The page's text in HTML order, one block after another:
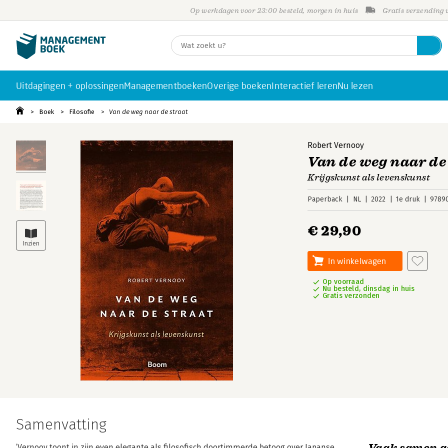
Op werkdagen voor 23:00 besteld, morgen in huis Gratis verzending
Uitdagingen + oplossingenManagementboekenOverige boekenInteractief lerenNu lezen
Boek Filosofie Van de weg naar de straat
Robert Vernooy
Van de weg naar
Krijgskunst als levenskunst
Paperback NL 2022 1e druk
€ 29,90
In winkelwagen
Op voorraad
Nu besteld, dinsdag in huis
Gratis verzonden
Samenvatting